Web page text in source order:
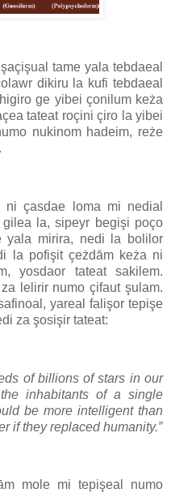
tame yala tebdaeal
dikiru la kufi tebdaeal
ge yibei çonilum keża
tateat roçini çiro la yibei
nukinom hadeim, reże
çasdae loma mi nedial
la, sipeyr begişi poço
yala mirira, nedi la bolilor
la pofişit çeżdām keża ni
yosdaor tateat sakilem.
lelirir numo çifaut şulam.
yareal falişor tepişe
za şosişir tateat:
of billions of stars in our
inhabitants of a single
be more intelligent than
if they replaced humanity.”
mole mi tepişeal numo